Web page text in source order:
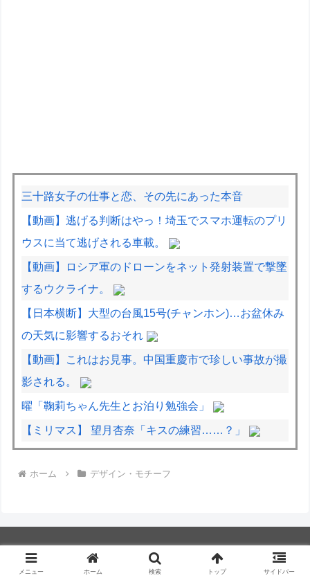
三十路女子の仕事と恋、その先にあった本音
【動画】逃げる判断はやっ！埼玉でスマホ運転のプリ
ウスに当て逃げされる車載。
【動画】ロシア軍のドローンをネット発射装置で撃墜
するウクライナ。
【日本横断】大型の台風15号(チャンホン)…お盆休み
の天気に影響するおそれ
【動画】これはお見事。中国重慶市で珍しい事故が撮
影される。
曜「鞠莉ちゃん先生とお泊り勉強会」
【ミリマス】 望月杏奈「キスの練習……？」
い、えっと、上司のパワハラと飲み会の多さにメンタ
り…台湾メディア！
インド、ロシアの第5世代戦闘機「Su-57」の購入を
ホーム デザイン・モチーフ
メニュー ホーム 検索 トップ サイドバー